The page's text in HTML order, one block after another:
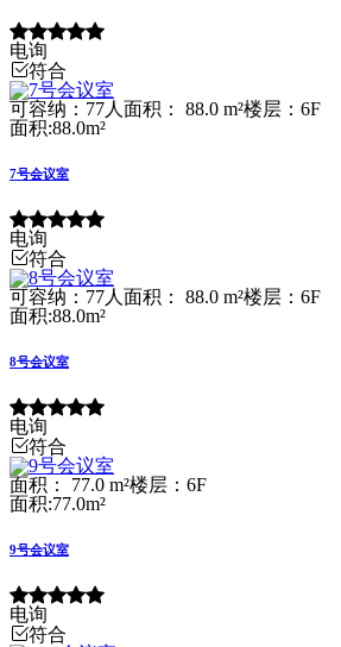
电询
符合
可容纳：77人 面积： 88.0 m²楼层：6F
面积:88.0m²
7号会议室
电询
符合
可容纳：77人 面积： 88.0 m²楼层：6F
面积:88.0m²
8号会议室
电询
符合
面积： 77.0 m²楼层：6F
面积:77.0m²
9号会议室
电询
符合